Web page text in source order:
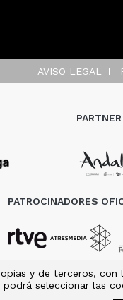
AVISO LEGAL
PATROCINADORES
y de terceros,
seleccionar las